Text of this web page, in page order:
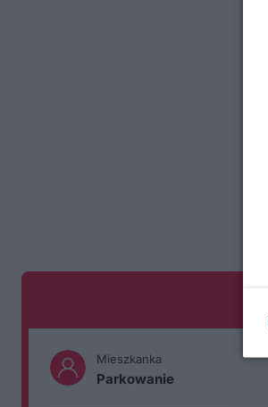
Mieszkanka
Parkowanie